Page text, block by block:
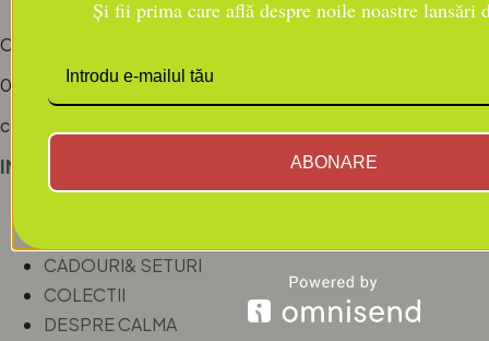
CONTACT
0742.938.574/ 0758.349.256
contact@calmabylorenatoma.ro
INFORMATII
CADOURI& SETURI
COLECTII
DESPRE CALMA
Și fii prima care află despre noile noastre lansări
ABONARE